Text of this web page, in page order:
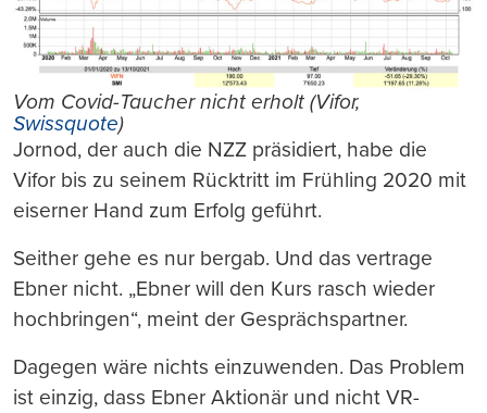
Vom Covid-Taucher nicht erholt (Vifor,
Swissquote)
Jornod, der auch die NZZ präsidiert, habe die
Vifor bis zu seinem Rücktritt im Frühling 2020 mit
eiserner Hand zum Erfolg geführt.
Seither gehe es nur bergab. Und das vertrage
Ebner nicht. „Ebner will den Kurs rasch wieder
hochbringen“, meint der Gesprächspartner.
Dagegen wäre nichts einzuwenden. Das Problem
ist einzig, dass Ebner Aktionär und nicht VR-